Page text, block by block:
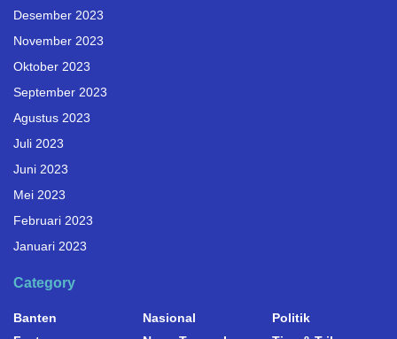
Desember 2023
November 2023
Oktober 2023
September 2023
Agustus 2023
Juli 2023
Juni 2023
Mei 2023
Februari 2023
Januari 2023
Category
Banten
Nasional
Politik